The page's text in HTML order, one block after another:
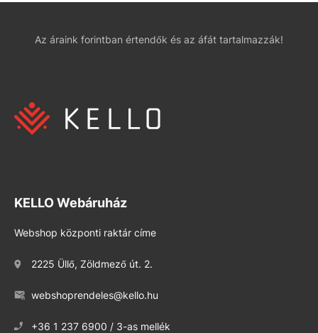
Az áraink forintban értendők és az áfát tartalmazzák!
KELLO Webáruház
Webshop központi raktár címe
2225 Üllő, Zöldmező út. 2.
webshoprendeles@kello.hu
+36 1 237 6900 / 3-as mellék